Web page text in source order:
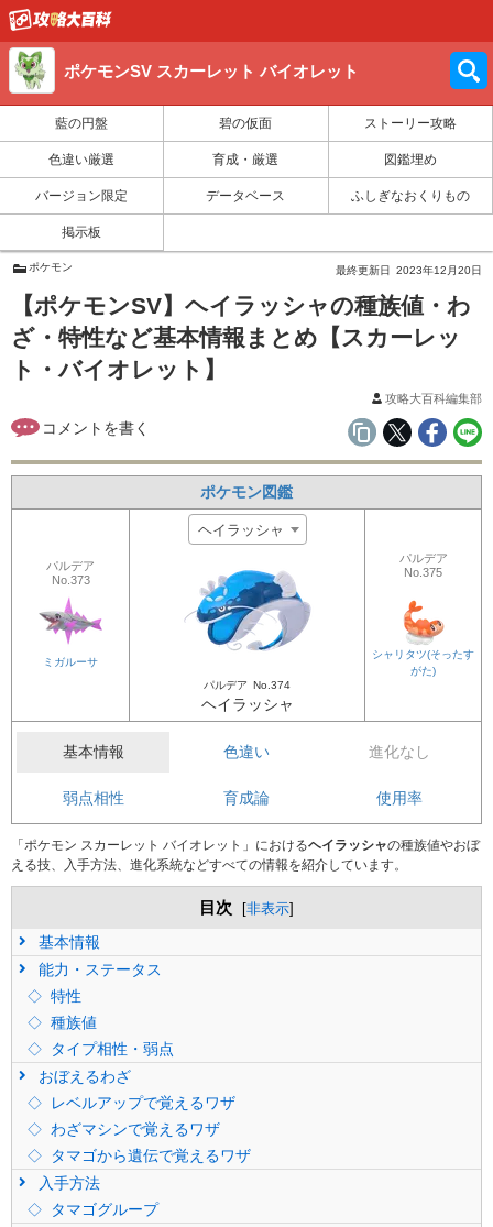
ポケモンSV スカーレット バイオレット
藍の円盤 碧の仮面 ストーリー攻略
色違い厳選 育成・厳選 図鑑埋め
バージョン限定 データベース ふしぎなおくりもの
掲示板
ポケモン 最終更新日 2023年12月20日
【ポケモンSV】ヘイラッシャの種族値・わ
ざ・特性など基本情報まとめ【スカーレッ
ト・バイオレット】
攻略大百科編集部
ポケモン図鑑
パルデア
No.373
ミガルーサ
ヘイラッシャ
パルデア No.374
ヘイラッシャ
パルデア
No.375
シャリタツ(そったす
がた)
基本情報 色違い 進化なし
弱点相性 育成論 使用率
「ポケモン スカーレット バイオレット」におけるヘイラッシャの種族値やおぼ
える技、入手方法、進化系統などすべての情報を紹介しています。
目次 [非表示]
基本情報
能力・ステータス
特性
種族値
タイプ相性・弱点
おぼえるわざ
レベルアップで覚えるワザ
わざマシンで覚えるワザ
タマゴから遺伝で覚えるワザ
入手方法
タマゴグループ